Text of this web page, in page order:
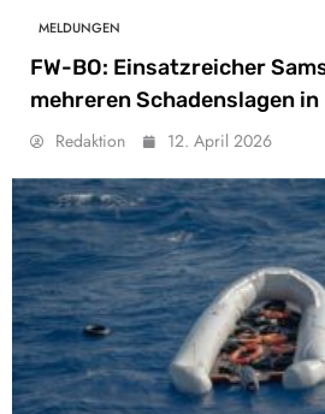
MELDUNGEN
FW-BO: Einsatzreicher
mehreren Schadenslagen in
Redaktion 12. April 2026